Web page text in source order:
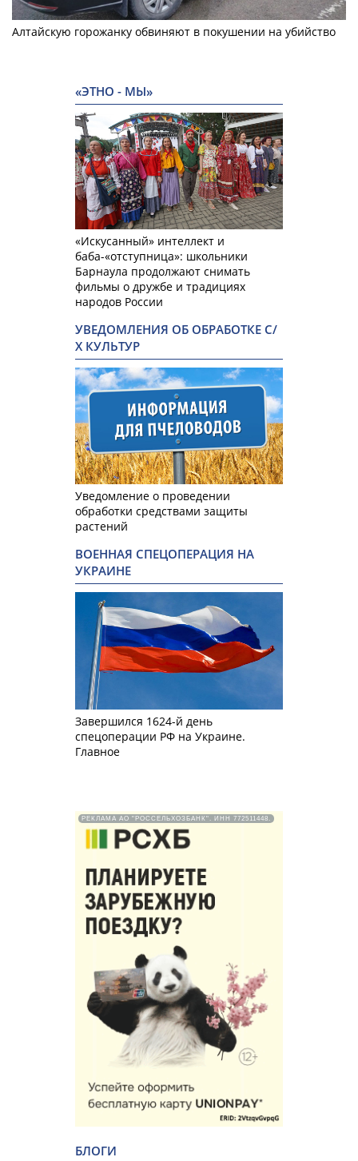
Алтайскую горожанку обвиняют в покушении на убийство
«ЭТНО - МЫ»
«Искусанный» интеллект и
баба-«отступница»: школьники
Барнаула продолжают снимать
фильмы о дружбе и традициях
народов России
УВЕДОМЛЕНИЯ ОБ ОБРАБОТКЕ С/
Х КУЛЬТУР
Уведомление о проведении
обработки средствами защиты
растений
ВОЕННАЯ СПЕЦОПЕРАЦИЯ НА
УКРАИНЕ
Завершился 1624-й день
спецоперации РФ на Украине.
Главное
РЕКЛАМА АО "РОССЕЛЬХОЗБАНК". ИНН 772511448.
БЛОГИ